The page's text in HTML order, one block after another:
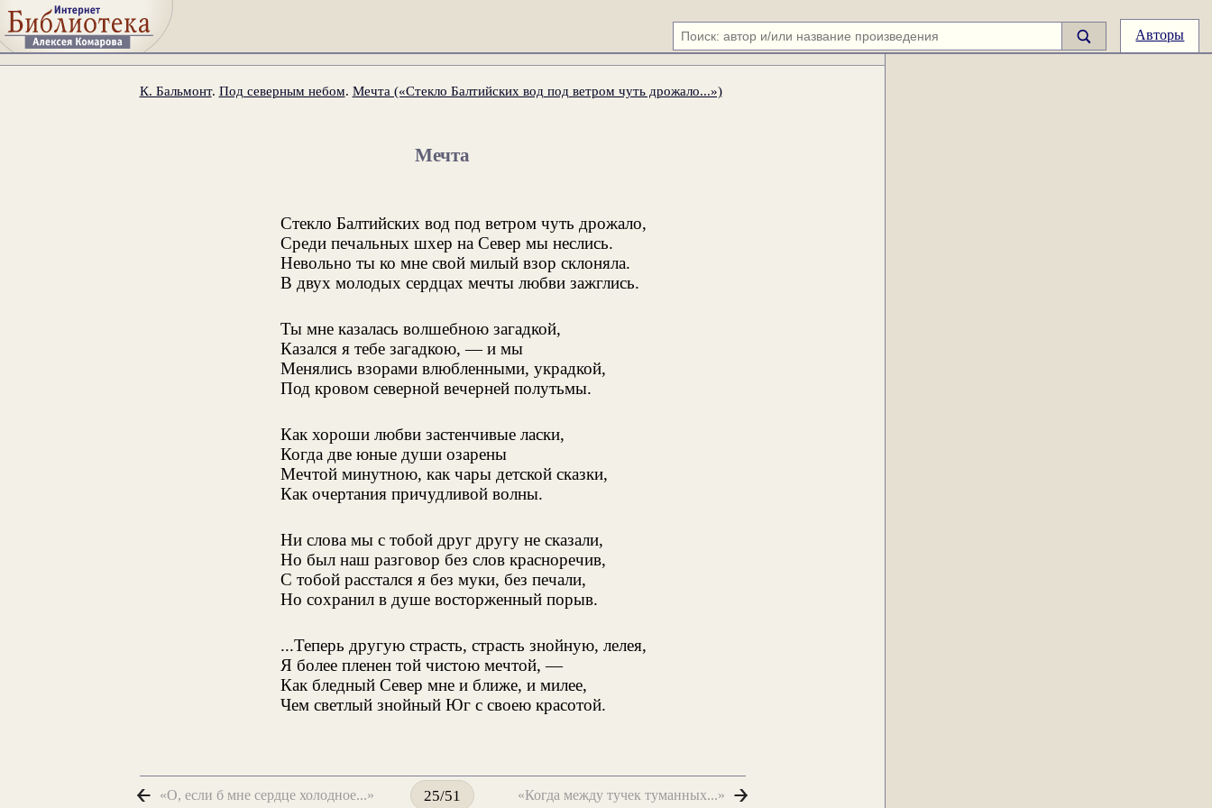
Авторы
К. Бальмонт. Под северным небом. Мечта («Стекло Балтийских вод под ветром чуть дрожало...»)
Мечта
Стекло Балтийских вод под ветром чуть дрожало,
Среди печальных шхер на Север мы неслись.
Невольно ты ко мне свой милый взор склоняла.
В двух молодых сердцах мечты любви зажглись.
Ты мне казалась волшебною загадкой,
Казался я тебе загадкою, — и мы
Менялись взорами влюбленными, украдкой,
Под кровом северной вечерней полутьмы.
Как хороши любви застенчивые ласки,
Когда две юные души озарены
Мечтой минутною, как чары детской сказки,
Как очертания причудливой волны.
Ни слова мы с тобой друг другу не сказали,
Но был наш разговор без слов красноречив,
С тобой расстался я без муки, без печали,
Но сохранил в душе восторженный порыв.
...Теперь другую страсть, страсть знойную, лелея,
Я более пленен той чистою мечтой, —
Как бледный Север мне и ближе, и милее,
Чем светлый знойный Юг с своею красотой.
«О, если б мне сердце холодное...» 25/51 «Когда между тучек туманных...»